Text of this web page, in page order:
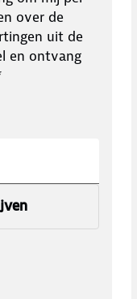
over de
uit de
en ontvang